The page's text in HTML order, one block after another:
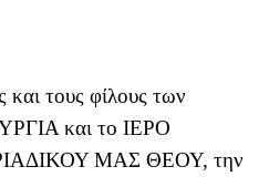
και τους φίλους των
και το ΙΕΡΟ
ΤΡΙΑΔΙΚΟΥ ΜΑΣ ΘΕΟΥ, την